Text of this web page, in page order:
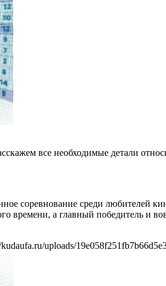
все необходимые детали
соревнование среди любителей
времени, а главный победитель и
uploads/